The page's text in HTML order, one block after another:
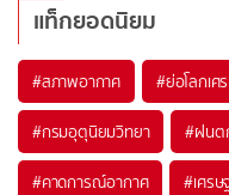
แท็กยอดนิยม
#สภาพอากาศ #ย่อโลกเศ
#กรมอุตุนิยมวิทยา #ฝนต
#คาดการณ์อากาศ #เศร